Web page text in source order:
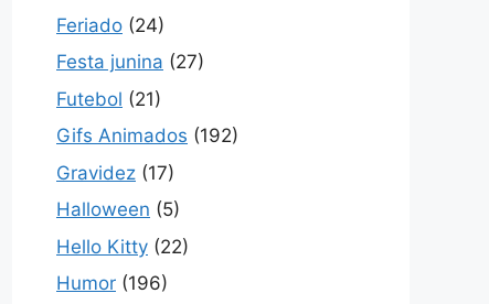
Feriado (24)
Festa junina (27)
Futebol (21)
Gifs Animados (192)
Gravidez (17)
Halloween (5)
Hello Kitty (22)
Humor (196)